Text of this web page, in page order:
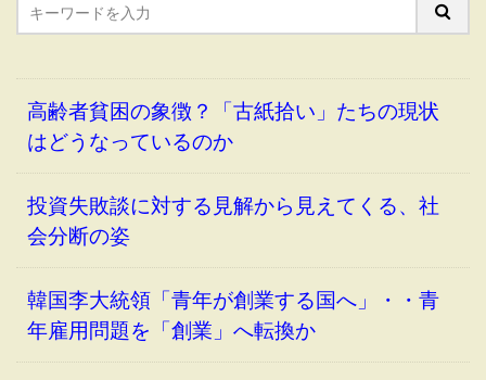
高齢者貧困の象徴？「古紙拾い」たちの現状
はどうなっているのか
投資失敗談に対する見解から見えてくる、社
会分断の姿
韓国李大統領「青年が創業する国へ」・・青
年雇用問題を「創業」へ転換か